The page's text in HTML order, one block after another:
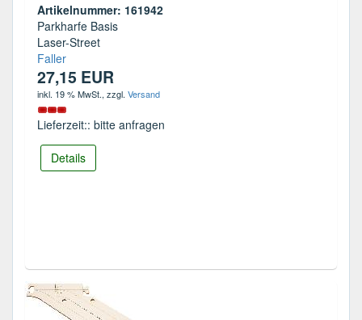
Artikelnummer: 161942
Parkharfe Basis
Laser-Street
Faller
27,15 EUR
inkl. 19 % MwSt., zzgl. Versand
Lieferzeit:: bitte anfragen
Details